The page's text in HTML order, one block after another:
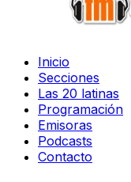
Inicio
Secciones
Las 20 latinas
Programación
Emisoras
Podcasts
Contacto